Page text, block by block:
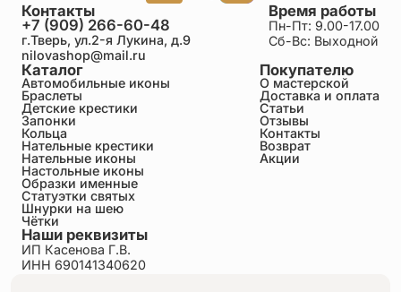
Каталог
Автомобильные иконы
Браслеты
Детские крестики
Запонки
Кольца
Нательные крестики
Нательные иконы
Настольные иконы
Образки именные
Статуэтки святых
Шнурки на шею
Чётки
Покупателю
О мастерской
Доставка и оплата
Статьи
Отзывы
Контакты
Возврат
Акции
Время работы
Пн-Пт: 9.00-17.00
Сб-Вс: Выходной
Контакты
+7 (909) 266-60-48
г.Тверь, ул.2-я Лукина, д.9
nilovashop@mail.ru
Наши реквизиты
ИП Касенова Г.В.
ИНН 690141340620